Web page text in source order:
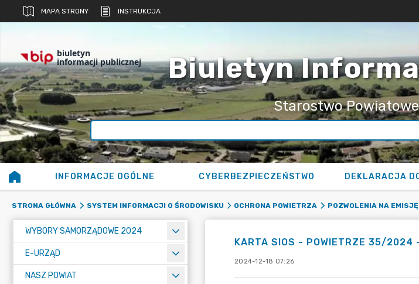
MAPA STRONY INSTRUKCJA
biuletyn
informacji publicznej Biuletyn
Starostwo
INFORMACJE OGÓLNE CYBERBEZPIECZEŃSTWO
STRONA GŁÓWNA SYSTEM INFORMACJI O ŚRODOWISKU OCHRONA POWIETRZA POZWOLENIA NA
WYBORY SAMORZĄDOWE 2024
E-URZĄD
NASZ POWIAT
KARTA SIOS - POWIETRZE 35/2024
2024-12-18 07:26